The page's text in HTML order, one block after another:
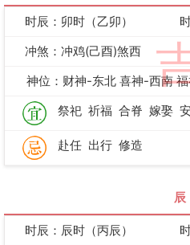
时辰：卯时（乙卯）
冲煞：冲鸡(己酉)煞西
神位：财神-东北 喜神-西南
祭祀 祈福 合脊 嫁娶
赴任 出行 修造
辰
时辰：辰时（丙辰）